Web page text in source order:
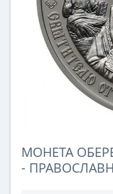
МОНЕТА
-